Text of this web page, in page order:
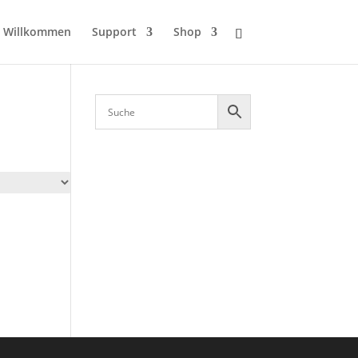
Willkommen Support Shop